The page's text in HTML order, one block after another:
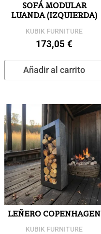
SOFÁ MODULAR
LUANDA (IZQUIERDA)
KUBIK FURNITURE
173,05€
Añadir al carrito
LEÑERO COPENHAGEN
KUBIK FURNITURE